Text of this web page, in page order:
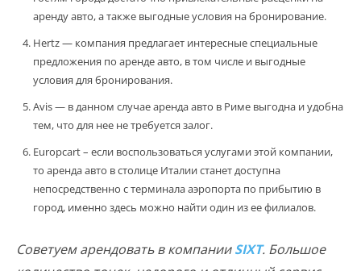
аренду авто, а также выгодные условия на бронирование.
Hertz — компания предлагает интересные специальные
предложения по аренде авто, в том числе и выгодные
условия для бронирования.
Avis — в данном случае аренда авто в Риме выгодна и удобна
тем, что для нее не требуется залог.
Europcart – если воспользоваться услугами этой компании,
то аренда авто в столице Италии станет доступна
непосредственно с терминала аэропорта по прибытию в
город, именно здесь можно найти один из ее филиалов.
Советуем арендовать в компанииSIXT. Большое